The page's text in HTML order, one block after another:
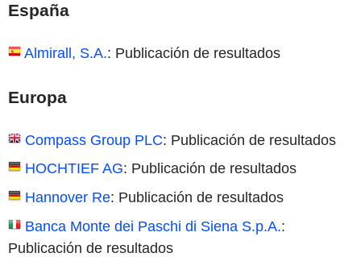
España
Almirall, S.A.: Publicación de resultados
Europa
Compass Group PLC: Publicación de resultados
HOCHTIEF AG: Publicación de resultados
Hannover Re: Publicación de resultados
Banca Monte dei Paschi di Siena S.p.A.:
Publicación de resultados